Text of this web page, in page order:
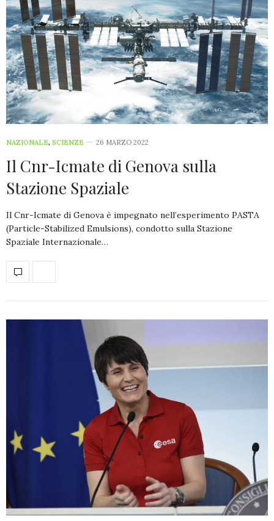
NAZIONALE, SCIENZE 26 MARZO 2022
Il Cnr-Icmate di Genova sulla
Stazione Spaziale
Il Cnr-Icmate di Genova è impegnato nell’esperimento PASTA
(Particle-Stabilized Emulsions), condotto sulla Stazione
Spaziale Internazionale…